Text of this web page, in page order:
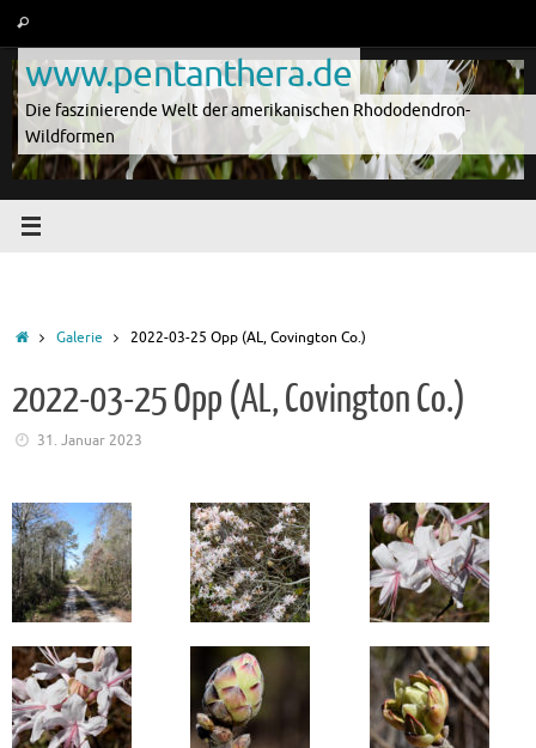
springen
Suchen
www.pentanthera.de
Die faszinierende Welt der amerikanischen Rhododendron-
Wildformen
StartGalerie 2022-03-25 Opp (AL, Covington Co.)
2022-03-25 Opp (AL, Covington Co.)
31. Januar 2023